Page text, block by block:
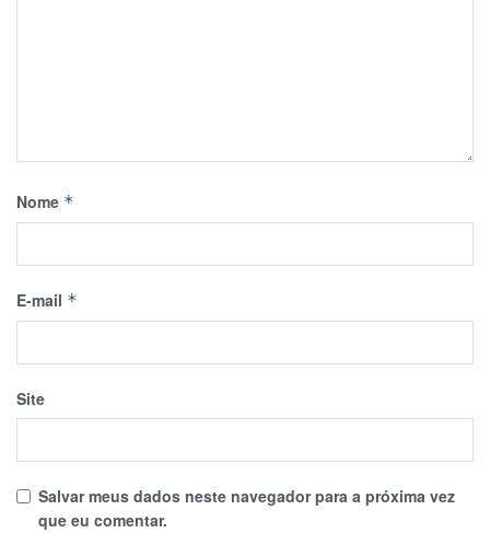
Nome *
E-mail *
Site
Salvar meus dados neste navegador para a próxima vez
que eu comentar.